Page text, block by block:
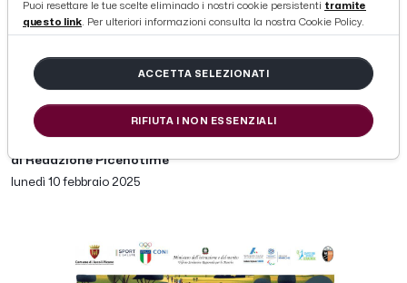
Ascoli Piceno, i Campi Agostini
ospiteranno la Fase provinciale di
atletica leggera campestre delle
scuole
di Redazione Picenotime
lunedì 10 febbraio 2025
Puoi resettare le tue scelte eliminado i nostri cookie persistenti tramite
questo link. Per ulteriori informazioni consulta la nostra Cookie Policy.
ACCETTA SELEZIONATI
RIFIUTA I NON ESSENZIALI